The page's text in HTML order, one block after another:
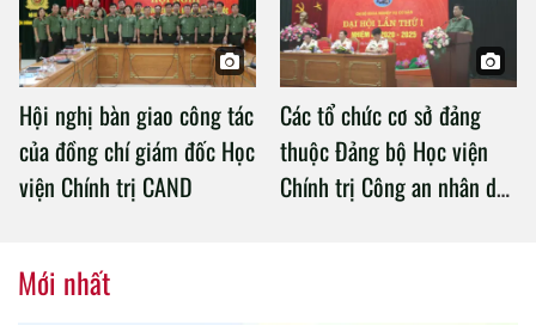
Hội nghị bàn giao công tác
của đồng chí giám đốc Học
viện Chính trị CAND
Các tổ chức cơ sở đảng
thuộc Đảng bộ Học viện
Chính trị Công an nhân dân
Mới nhất